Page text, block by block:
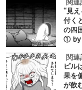
“見
付く
の四
① by
関連
ピル
果を
が飲